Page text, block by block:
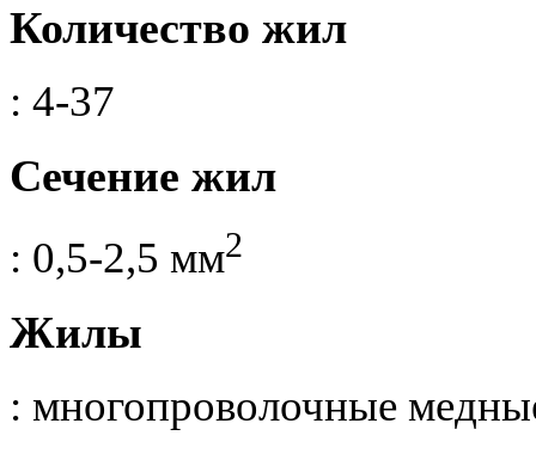
Количество жил
: 4-37
Сечение жил
: 0,5-2,5 мм2
Жилы
: многопроволочные